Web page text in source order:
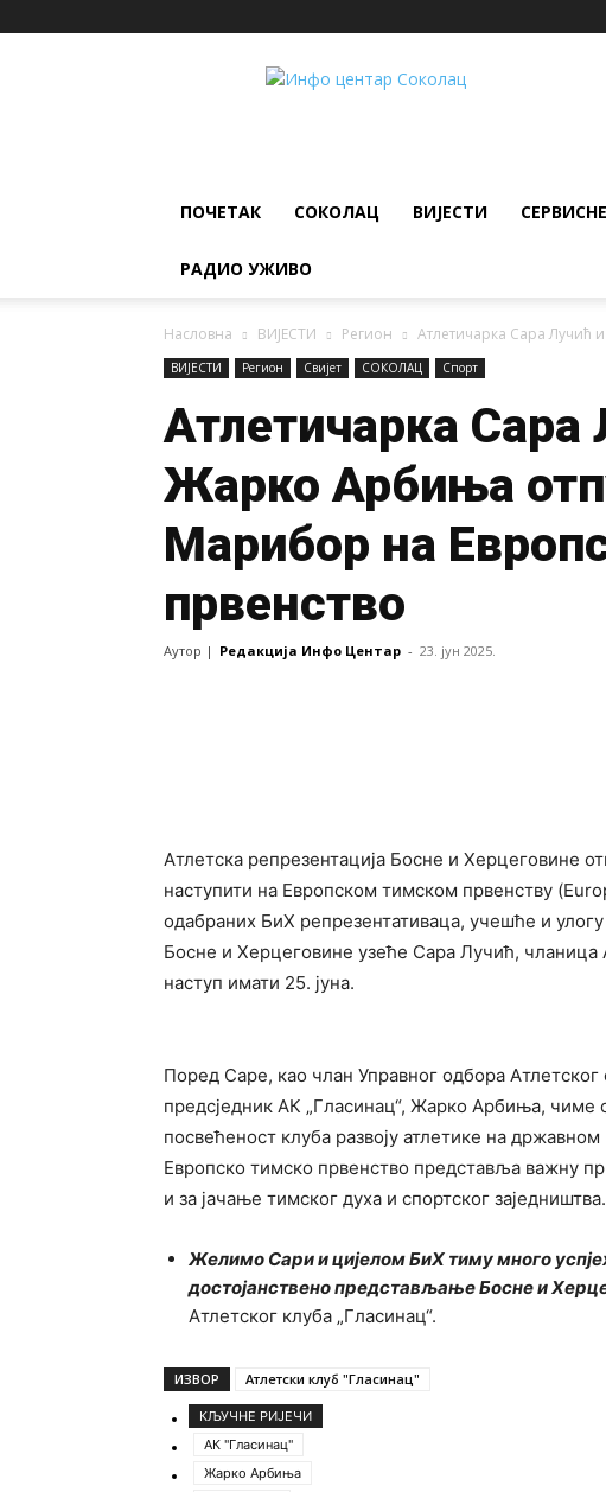
ИНФО
ПОЧЕТАК СОКОЛАЦ ВИЈЕСТИ
РАДИО УЖИВО
Насловна ВИЈЕСТИ Регион Атлетичарка Сара Лучић
ВИЈЕСТИ Регион Свијет СОКОЛАЦ Спорт
Атлетичарка Сара
Жарко Арбиња
Марибор на
првенство
Аутор | Редакција Инфо Центар - 23. јун 2025.
Атлетска репрезентација Босне и Херцеговине
наступити на Европском тимском првенству
одабраних БиХ репрезентативаца, учешће и
Босне и Херцеговине узеће Сара Лучић, чланица
наступ имати 25. јуна.
Поред Саре, као члан Управног одбора
предсједник АК „Гласинац“, Жарко Арбиња, чиме
посвећеност клуба развоју атлетике на
Европско тимско првенство представља важну
и за јачање тимског духа и спортског заједништва.
Желимо Сари и цијелом БиХ тиму много
достојанствено представљање Босне и
Атлетског клуба „Гласинац“.
ИЗВОР Атлетски клуб "Гласинац"
КЉУЧНЕ РИЈЕЧИ
АК "Гласинац"
Жарко Арбиња